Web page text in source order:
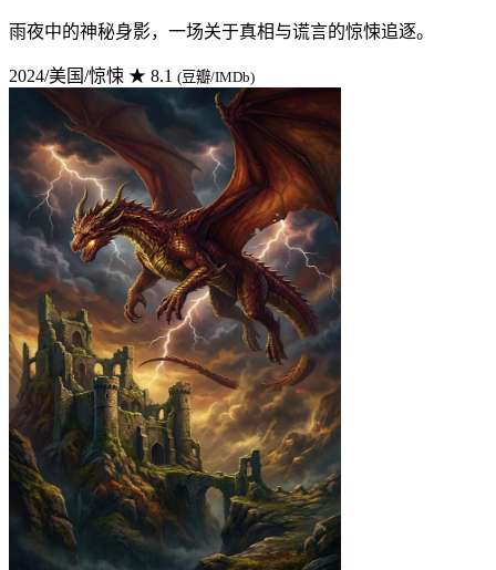
雨夜中的神秘身影，一场关于真相与谎言的惊悚追逐。
2024/美国/惊悚 ★ 8.1 (豆瓣/IMDb)